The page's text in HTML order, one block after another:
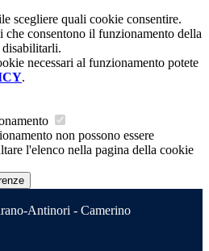
scegliere quali cookie consentire.
che consentono il funzionamento della
disabilitarli.
necessari al funzionamento potete
.
non possono essere
l'elenco nella pagina della cookie
Antinori - Camerino